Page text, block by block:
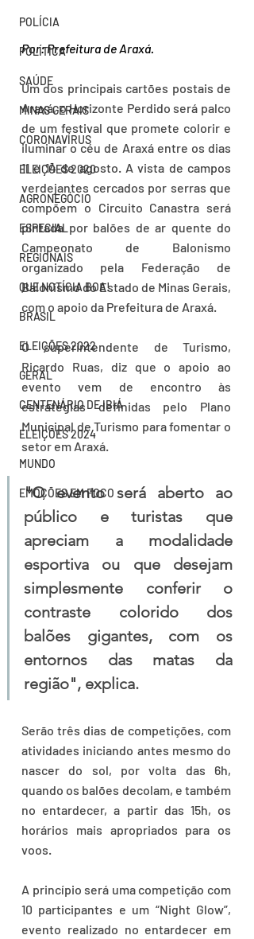
POLÍCIA
POLÍTICA
SAÚDE
MINAS GERAIS
CORONAVÍRUS
ELEIÇÕES 2020
AGRONEGÓCIO
ESPECIAL
REGIONAIS
QUE NOTÍCIA BOA!
BRASIL
ELEIÇÕES 2022
GERAL
CENTENÁRIO DE IBIÁ
ELEIÇÕES 2024
MUNDO
EMOÇÕES EM FOCO
Por: Prefeitura de Araxá.
Um dos principais cartões postais de
Araxá, o Horizonte Perdido será palco
de um festival que promete colorir e
iluminar o céu de Araxá entre os dias
11 e 14 de agosto. A vista de campos
verdejantes cercados por serras que
compõem o Circuito Canastra será
pintada por balões de ar quente do
Campeonato de Balonismo
organizado pela Federação de
Balonismo do Estado de Minas Gerais,
com o apoio da Prefeitura de Araxá.
O superintendente de Turismo,
Ricardo Ruas, diz que o apoio ao
evento vem de encontro às
estratégias definidas pelo Plano
Municipal de Turismo para fomentar o
setor em Araxá.
"O evento será aberto ao
público e turistas que
apreciam a modalidade
esportiva ou que desejam
simplesmente conferir o
contraste colorido dos
balões gigantes, com os
entornos das matas da
região", explica.
Serão três dias de competições, com
atividades iniciando antes mesmo do
nascer do sol, por volta das 6h,
quando os balões decolam, e também
no entardecer, a partir das 15h, os
horários mais apropriados para os
voos.
A princípio será uma competição com
10 participantes e um “Night Glow”,
evento realizado no entardecer em